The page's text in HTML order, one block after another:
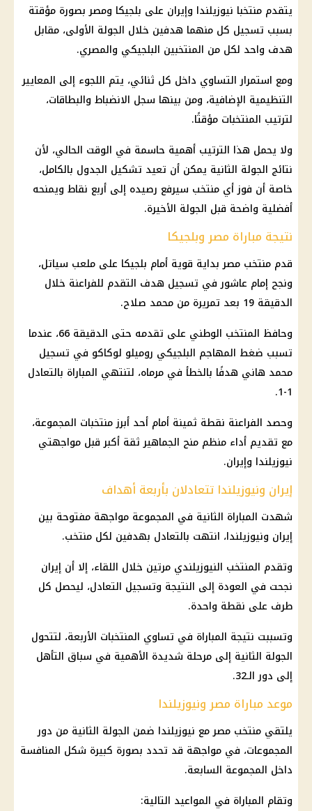
يتقدم منتخبا نيوزيلندا وإيران على بلجيكا ومصر بصورة مؤقتة
بسبب تسجيل كل منهما هدفين خلال الجولة الأولى، مقابل
هدف واحد لكل من المنتخبين البلجيكي والمصري.
ومع استمرار التساوي داخل كل ثنائي، يتم اللجوء إلى المعايير
التنظيمية الإضافية، ومن بينها سجل الانضباط والبطاقات،
لترتيب المنتخبات مؤقتًا.
ولا يحمل هذا الترتيب أهمية حاسمة في الوقت الحالي، لأن
نتائج الجولة الثانية يمكن أن تعيد تشكيل الجدول بالكامل،
خاصة أن فوز أي منتخب سيرفع رصيده إلى أربع نقاط ويمنحه
أفضلية واضحة قبل الجولة الأخيرة.
نتيجة مباراة مصر وبلجيكا
قدم منتخب مصربداية قوية أمام بلجيكا على ملعب سياتل،
ونجح إمام عاشورفي تسجيل هدف التقدم للفراعنة خلال
الدقيقة 19 بعد تمريرة من
محمد صلاح.
وحافظ المنتخب الوطني على تقدمه حتى الدقيقة 66، عندما
تسبب ضغط المهاجم البلجيكي روميلو لوكاكو في تسجيل
محمد هاني هدفًا بالخطأ في مرماه، لتنتهي المباراة بالتعادل
1-1.
وحصد الفراعنة نقطة ثمينة أمام أحد أبرز منتخبات المجموعة،
مع تقديم أداء منظم منح الجماهير ثقة أكبر قبل مواجهتي
نيوزيلندا وإيران.
إيران ونيوزيلندا تتعادلان بأربعة أهداف
شهدت المباراة الثانية في المجموعة مواجهة مفتوحة بين
إيران ونيوزيلندا، انتهت بالتعادل بهدفين لكل منتخب.
وتقدم المنتخب النيوزيلندي مرتين خلال اللقاء، إلا أن إيران
نجحت في العودة إلى النتيجة وتسجيل التعادل، ليحصل كل
طرف على نقطة واحدة.
وتسببت نتيجة المباراة في تساوي المنتخبات الأربعة، لتتحول
الجولة الثانية إلى مرحلة شديدة الأهمية في سباق التأهل
إلى دور الـ32.
موعد مباراة مصر ونيوزيلندا
يلتقي منتخب مصرمع نيوزيلندا ضمن الجولة الثانية من دور
المجموعات، في مواجهة قد تحدد بصورة كبيرة شكل المنافسة
داخل المجموعة السابعة.
وتقام المباراة في المواعيد التالية: